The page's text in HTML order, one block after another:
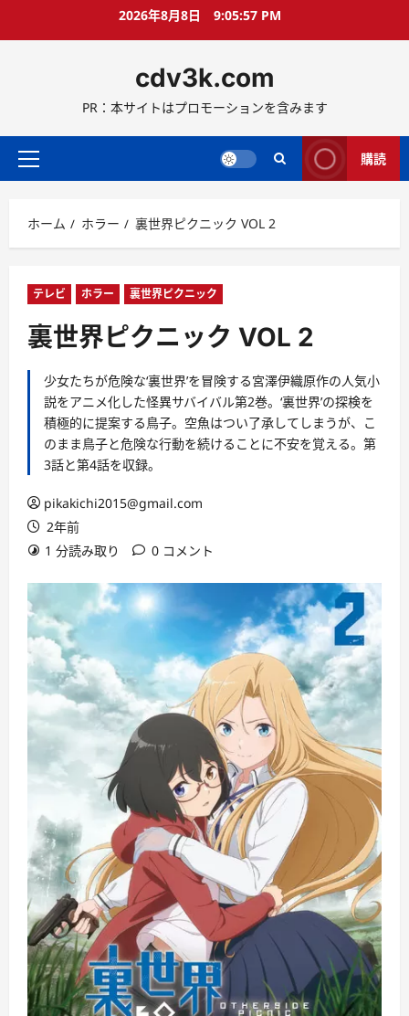
ス
ッ
2026年8月8日 9:05:59 PM
cdv3k.com
PR：本サイトはプロモーションを含みます
メ
メ
ニ
ー
購読
ホーム ホラー 裏世界ピクニック VOL 2
テレビ ホラー 裏世界ピクニック
裏世界ピクニック VOL 2
少女たちが危険な‘裏世界’を冒険する宮澤伊織原作の人気小
説をアニメ化した怪異サバイバル第2巻。‘裏世界’の探検を
積極的に提案する鳥子。空魚はつい了承してしまうが、こ
のまま鳥子と危険な行動を続けることに不安を覚える。第
3話と第4話を収録。
pikakichi2015@gmail.com
2年前
1 分読み取り
0 コメント